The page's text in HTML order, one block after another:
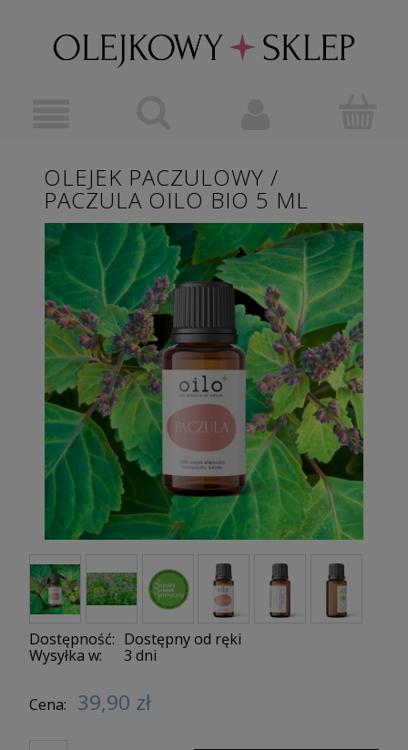
OLEJEK PACZULOWY /
PACZULA OILO BIO 5 ML
Dostępność: Dostępny od ręki
Wysyłka w:
3 dni
Cena: 39,90 zł